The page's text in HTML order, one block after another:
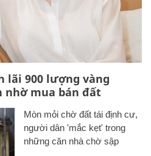
lãi 900 lượng vàng
mua bán đất
Mòn mỏi chờ đất tái định cư,
người dân 'mắc kẹt' trong
những căn nhà chờ sập